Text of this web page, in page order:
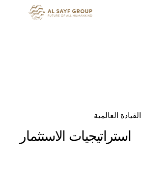
القيادة العالمية
استراتيجيات الاستثمار